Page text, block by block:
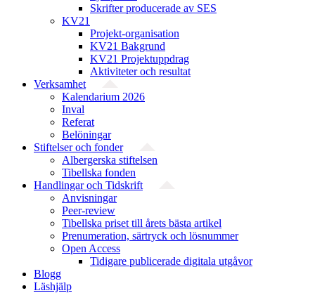
Skrifter producerade av SES
KV21
Projekt-organisation
KV21 Bakgrund
KV21 Projektuppdrag
Aktiviteter och resultat
Verksamhet
Kalendarium 2026
Inval
Referat
Belöningar
Stiftelser och fonder
Albergerska stiftelsen
Tibellska fonden
Handlingar och Tidskrift
Anvisningar
Peer-review
Tibellska priset till årets bästa artikel
Prenumeration, särtryck och lösnummer
Open Access
Tidigare publicerade digitala utgåvor
Blogg
Läshjälp